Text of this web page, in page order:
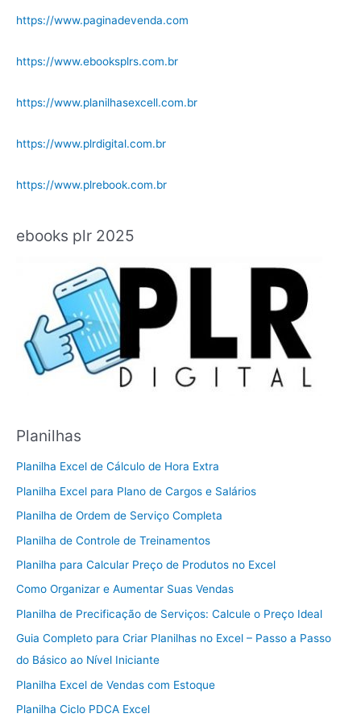
https://www.paginadevenda.com
https://www.ebooksplrs.com.br
https://www.planilhasexcell.com.br
https://www.plrdigital.com.br
https://www.plrebook.com.br
ebooks plr 2025
Planilhas
Planilha Excel de Cálculo de Hora Extra
Planilha Excel para Plano de Cargos e Salários
Planilha de Ordem de Serviço Completa
Planilha de Controle de Treinamentos
Planilha para Calcular Preço de Produtos no Excel
Como Organizar e Aumentar Suas Vendas
Planilha de Precificação de Serviços: Calcule o Preço Ideal
Guia Completo para Criar Planilhas no Excel – Passo a Passo
do Básico ao Nível Iniciante
Planilha Excel de Vendas com Estoque
Planilha Ciclo PDCA Excel